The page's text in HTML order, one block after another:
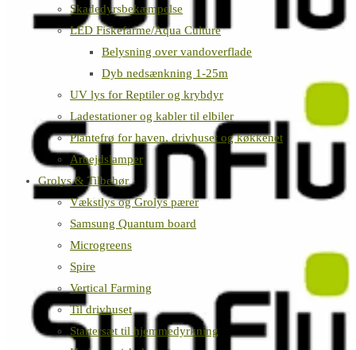
Skadedyrsbekæmpelse
LED Fiskefarme/Aqua Culture
Belysning over vandoverflade
Dyb nedsænkning 1-25m
UV lys for Reptiler og krybdyr
Ladestationer og kabler til elbiler
Plantefrø for haven, drivhuset og køkkenet
Arbejdslamper
Grolys & Tilbehør
Vækstlys og Grolys pærer
Samsung Quantum board
Microgreens
Spire
Vertical Farming
Til drivhuset
Startersæt til hjemmedyrkning